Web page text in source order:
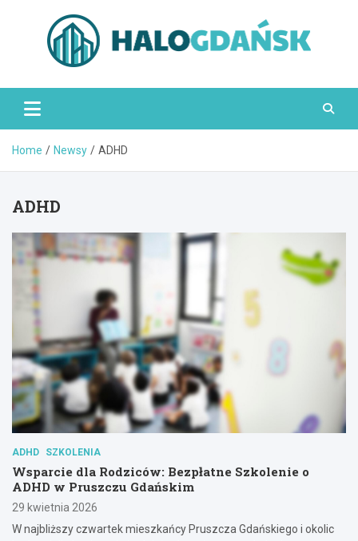
HaloGdańsk.pl
Home Newsy ADHD
ADHD
ADHD SZKOLENIA
Wsparcie dla Rodziców: Bezpłatne Szkolenie o
ADHD w Pruszczu Gdańskim
29 kwietnia 2026
W najbliższy czwartek mieszkańcy Pruszcza Gdańskiego i okolic